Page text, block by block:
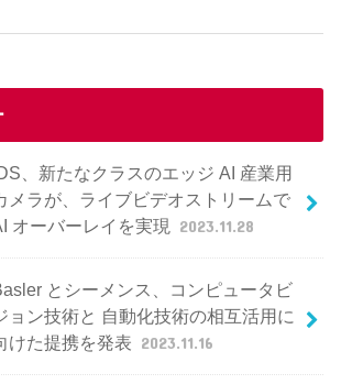
、新たなクラスのエッジ AI 産業用
メラが、ライブビデオストリームで
オーバーレイを実現
2023.11.28
とシーメンス、コンピュータビ
ョン技術と 自動化技術の相互活用に
けた提携を発表 2023.11.16